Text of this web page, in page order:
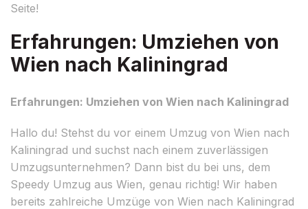
Seite!
Erfahrungen: Umziehen von
Wien nach Kaliningrad
Erfahrungen: Umziehen von Wien nach Kaliningrad
Hallo du! Stehst du vor einem Umzug von Wien nach
Kaliningrad und suchst nach einem zuverlässigen
Umzugsunternehmen? Dann bist du bei uns, dem
Speedy Umzug aus Wien, genau richtig! Wir haben
bereits zahlreiche Umzüge von Wien nach Kaliningrad